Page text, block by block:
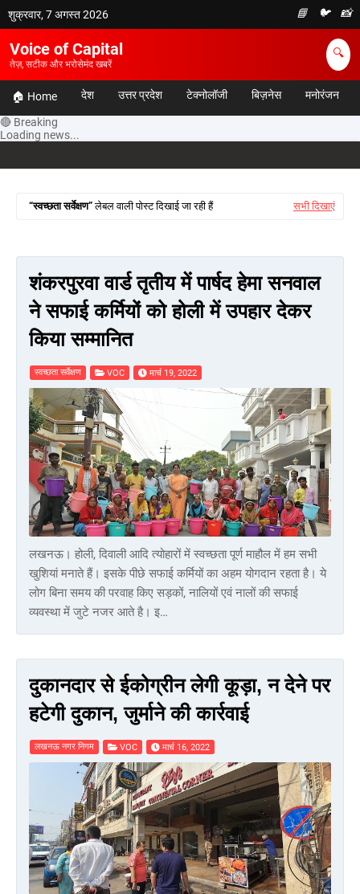
शुक्रवार, 7 अगस्त 2026 📘 🐦 📸
Voice of Capital
तेज़, सटीक और भरोसेमंद खबरें
🔍
🏠 Home देश उत्तर प्रदेश टेक्नोलॉजी बिज़नेस मनोरंजन
🔴 Breaking
Loading news...
स्वच्छता सर्वेक्षण लेबल वाली पोस्ट दिखाई जा रही हैं सभी दिखाएं
शंकरपुरवा वार्ड तृतीय में पार्षद हेमा सनवाल
ने सफाई कर्मियों को होली में उपहार देकर
किया सम्मानित
स्वच्छता सर्वेक्षण VOC मार्च 19, 2022
लखनऊ। होली, दिवाली आदि त्योहारों में स्वच्छता पूर्ण माहौल में हम सभी
खुशियां मनाते हैं। इसके पीछे सफाई कर्मियों का अहम योगदान रहता है। ये
लोग बिना समय की परवाह किए सड़कों, नालियों एवं नालों की सफाई
व्यवस्था में जुटे नजर आते है। इ…
दुकानदार से ईकोग्रीन लेगी कूड़ा, न देने पर
हटेगी दुकान, जुर्माने की कार्रवाई
लखनऊ नगर निगम VOC मार्च 16, 2022